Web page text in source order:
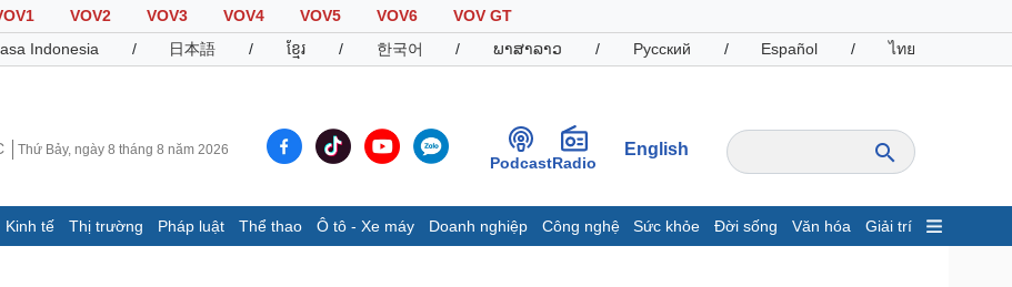
VOV2 VOV3 VOV4 VOV5 VOV6
VOV GT
Indonesia / 日本語 / ខ្មែរ / 한국어 / ພາສາລາວ / Русский / Español / ไทย
Thứ Bảy, ngày 8 tháng 8 năm 2026
PodcastRadio
English
Kinh tế Thị trường Pháp luật Thể thao Ô tô - Xe máy Doanh nghiệp Công nghệ Sức khỏe Đời sống Văn hóa Giải trí